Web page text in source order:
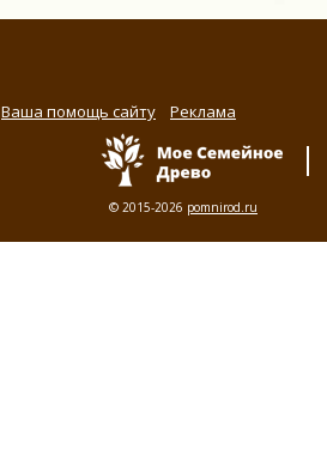
Ваша помощь сайту Реклама
© 2015-2026 pomnirod.ru